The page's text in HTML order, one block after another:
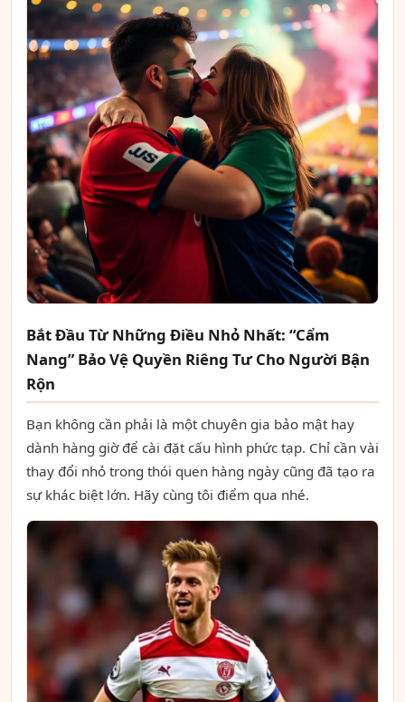
Bắt Đầu Từ Những Điều Nhỏ Nhất: “Cẩm
Nang” Bảo Vệ Quyền Riêng Tư Cho Người Bận
Rộn
Bạn không cần phải là một chuyên gia bảo mật hay
dành hàng giờ để cài đặt cấu hình phức tạp. Chỉ cần vài
thay đổi nhỏ trong thói quen hàng ngày cũng đã tạo ra
sự khác biệt lớn. Hãy cùng tôi điểm qua nhé.